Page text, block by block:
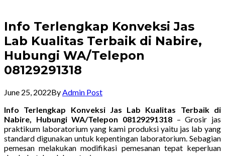
Info Terlengkap Konveksi Jas
Lab Kualitas Terbaik di Nabire,
Hubungi WA/Telepon
08129291318
June 25, 2022By Admin Post
Info Terlengkap Konveksi Jas Lab Kualitas Terbaik di
Nabire, Hubungi WA/Telepon 08129291318 – Grosir jas
praktikum laboratorium yang kami produksi yaitu jas lab yang
standard digunakan untuk kepentingan laboratorium. Sebagian
pemesan melakukan modifikasi pemesanan tepat keperluan